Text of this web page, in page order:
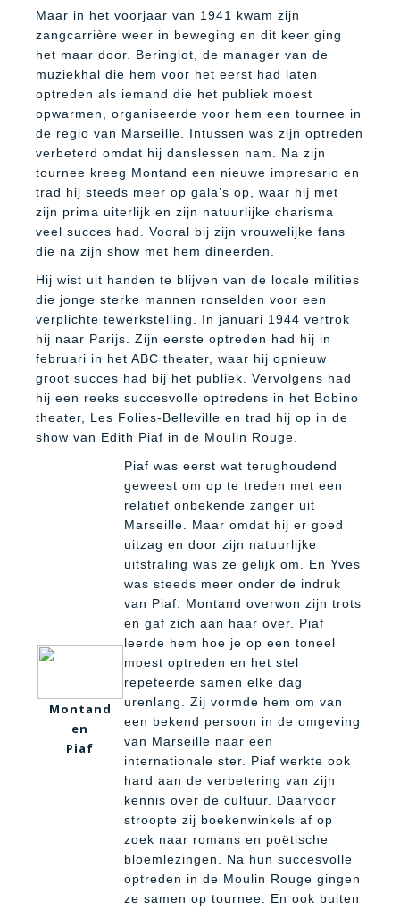
Maar in het voorjaar van 1941 kwam zijn
zangcarrière weer in beweging en dit keer ging
het maar door. Beringlot, de manager van de
muziekhal die hem voor het eerst had laten
optreden als iemand die het publiek moest
opwarmen, organiseerde voor hem een tournee in
de regio van Marseille. Intussen was zijn optreden
verbeterd omdat hij danslessen nam. Na zijn
tournee kreeg Montand een nieuwe impresario en
trad hij steeds meer op gala’s op, waar hij met
zijn prima uiterlijk en zijn natuurlijke charisma
veel succes had. Vooral bij zijn vrouwelijke fans
die na zijn show met hem dineerden.
Hij wist uit handen te blijven van de locale milities
die jonge sterke mannen ronselden voor een
verplichte tewerkstelling. In januari 1944 vertrok
hij naar Parijs. Zijn eerste optreden had hij in
februari in het ABC theater, waar hij opnieuw
groot succes had bij het publiek. Vervolgens had
hij een reeks succesvolle optredens in het Bobino
theater, Les Folies-Belleville en trad hij op in de
show van Edith Piaf in de Moulin Rouge.
Montand
en
Piaf
Piaf was eerst wat terughoudend
geweest om op te treden met een
relatief onbekende zanger uit
Marseille. Maar omdat hij er goed
uitzag en door zijn natuurlijke
uitstraling was ze gelijk om. En Yves
was steeds meer onder de indruk
van Piaf. Montand overwon zijn trots
en gaf zich aan haar over. Piaf
leerde hem hoe je op een toneel
moest optreden en het stel
repeteerde samen elke dag
urenlang. Zij vormde hem om van
een bekend persoon in de omgeving
van Marseille naar een
internationale ster. Piaf werkte ook
hard aan de verbetering van zijn
kennis over de cultuur. Daarvoor
stroopte zij boekenwinkels af op
zoek naar romans en poëtische
bloemlezingen. Na hun succesvolle
optreden in de Moulin Rouge gingen
ze samen op tournee. En ook buiten